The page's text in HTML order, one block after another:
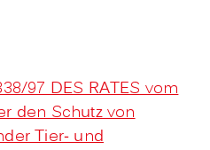
97 DES RATES vom
den Schutz von
Tier- und